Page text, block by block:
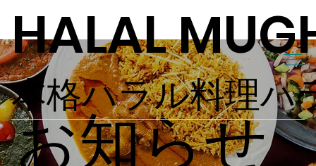
HALAL
本格ハラル料理ハ
お知らせ